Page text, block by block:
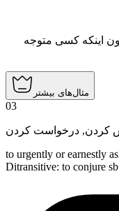
اینکه کسی متوجه
مثال‌های بیشتر
03
کردن, درخواست کردن
to urgently or earnestly
Ditransitive: to conjure